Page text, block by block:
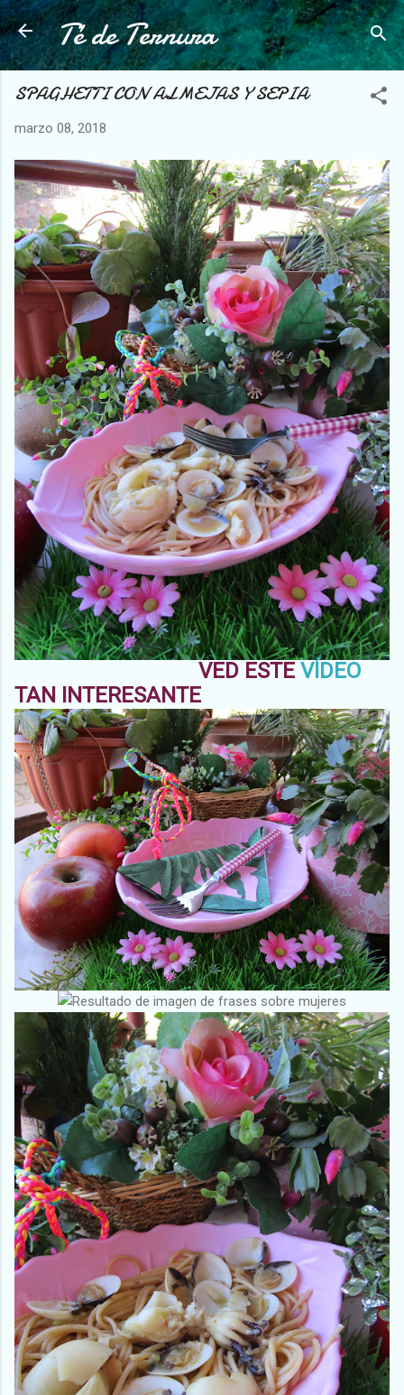
Ir al contenido principal
Té de Ternura
SPAGHETTI CON ALMEJAS Y SEPIA
marzo 08, 2018
VED ESTE VÍDEO
TAN INTERESANTE